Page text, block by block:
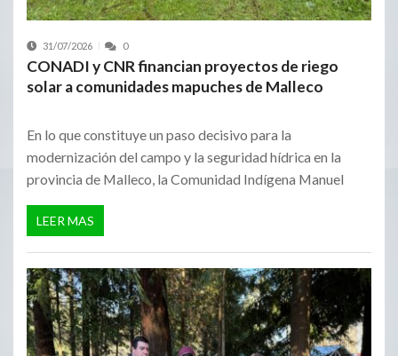
31/07/2026 0
CONADI y CNR financian proyectos de riego
solar a comunidades mapuches de Malleco
En lo que constituye un paso decisivo para la
modernización del campo y la seguridad hídrica en la
provincia de Malleco, la Comunidad Indígena Manuel
LEER MAS